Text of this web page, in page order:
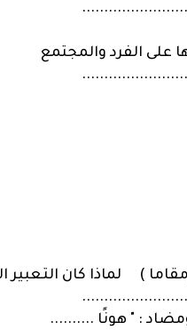
على الفرد والمجتمع
) لماذا كان التعبير
: " هونًا ..........